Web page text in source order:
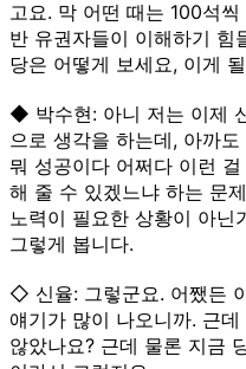
고요. 막 어떤 때는 100석
반 유권자들이 이해하기 힘
당은 어떻게 보세요, 이게
◆ 박수현: 아니 저는 이제
으로 생각을 하는데, 아까
뭐 성공이다 어쩌다 이런
해 줄 수 있겠느냐 하는 문
노력이 필요한 상황이 아닌
그렇게 봅니다.
◇ 신율: 그렇군요. 어쨌든
얘기가 많이 나오니까. 근
않았나요? 근데 물론 지금